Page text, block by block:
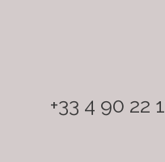
+33 4 90 22